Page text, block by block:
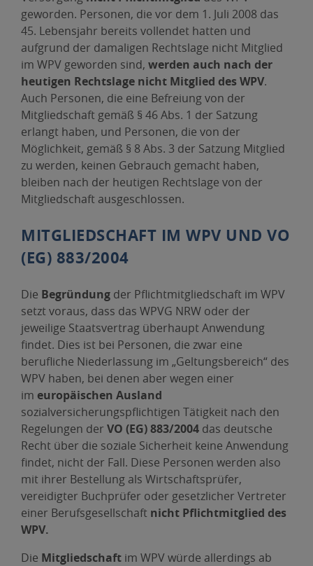
geworden. Personen, die vor dem 1. Juli 2008 das
45. Lebensjahr bereits vollendet hatten und
aufgrund der damaligen Rechtslage nicht Mitglied
im WPV geworden sind, werden auch nach der
heutigen Rechtslage nicht Mitglied des WPV.
Auch Personen, die eine Befreiung von der
Mitgliedschaft gemäß § 46 Abs. 1 der Satzung
erlangt haben, und Personen, die von der
Möglichkeit, gemäß § 8 Abs. 3 der Satzung Mitglied
zu werden, keinen Gebrauch gemacht haben,
bleiben nach der heutigen Rechtslage von der
Mitgliedschaft ausgeschlossen.
MITGLIEDSCHAFT IM WPV UND VO
(EG) 883/2004
Die Begründung der Pflichtmitgliedschaft im WPV
setzt voraus, dass das WPVG NRW oder der
jeweilige Staatsvertrag überhaupt Anwendung
findet. Dies ist bei Personen, die zwar eine
berufliche Niederlassung im „Geltungsbereich“ des
WPV haben, bei denen aber wegen einer
im europäischen Ausland
sozialversicherungspflichtigen Tätigkeit nach den
Regelungen der VO (EG) 883/2004 das deutsche
Recht über die soziale Sicherheit keine Anwendung
findet, nicht der Fall. Diese Personen werden also
mit ihrer Bestellung als Wirtschaftsprüfer,
vereidigter Buchprüfer oder gesetzlicher Vertreter
einer Berufsgesellschaft nicht Pflichtmitglied des
WPV.
Die Mitgliedschaft im WPV würde allerdings ab